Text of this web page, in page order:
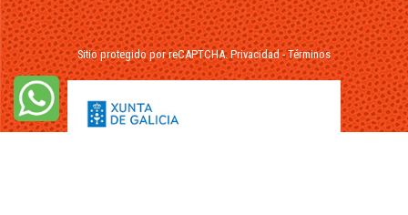
Sitio protegido por reCAPTCHA.Privacidad-Términos